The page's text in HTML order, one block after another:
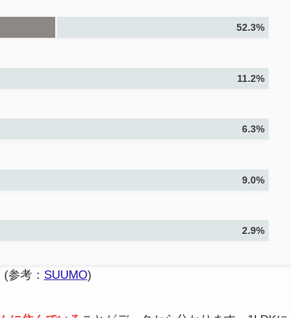
52.3%
11.2%
6.3%
9.0%
2.9%
(参考： SUUMO)